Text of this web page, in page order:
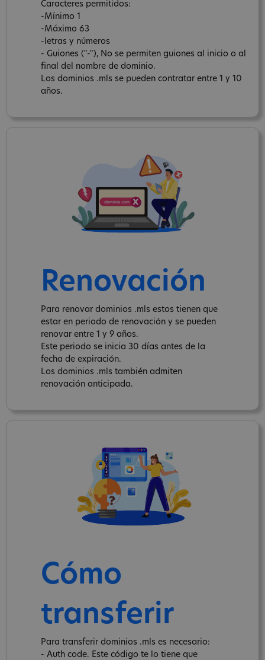
Caracteres permitidos:
-Mínimo 1
-Máximo 63
-letras y números
- Guiones ("-"), No se permiten guiones al inicio o al
final del nombre de dominio.
Los dominios .mls se pueden contratar entre 1 y 10
años.
Renovación
Para renovar dominios .mls estos tienen que
estar en periodo de renovación y se pueden
renovar entre 1 y 9 años.
Este periodo se inicia 30 días antes de la
fecha de expiración.
Los dominios .mls también admiten
renovación anticipada.
Cómo
transferir
Para transferir dominios .mls es necesario:
- Auth code. Este código te lo tiene que